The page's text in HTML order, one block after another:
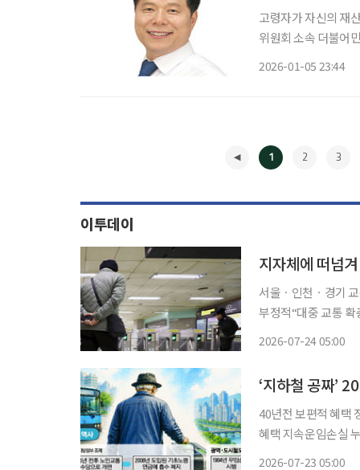
고령자가 자신의 재산을
위원회 소속 더불어
2026-01-05 23:44
1 2 3
이투데이
서울ㆍ인천ㆍ경기
부정적“대중 교통 확충ㆍ이동권 개선을” 광
2026-07-24 05:00
40년전 보편적 혜택
혜택 지속운임손실 누적
2026-07-23 05:00